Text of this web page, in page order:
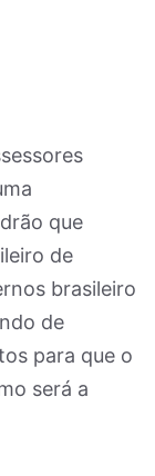
que
de
brasileiro
de
para que o
será a